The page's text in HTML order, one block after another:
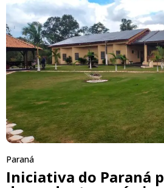
Paraná
Iniciativa do Paraná